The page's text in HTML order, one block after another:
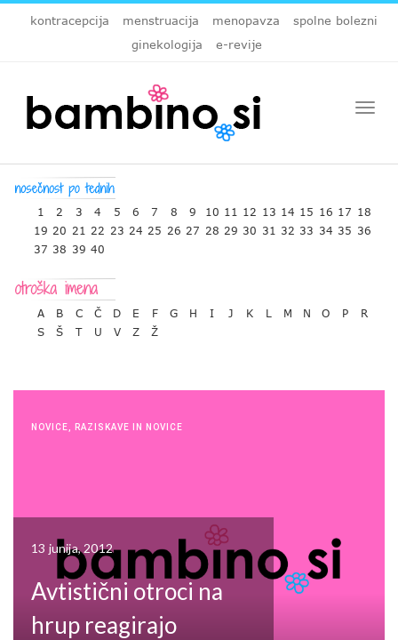
kontracepcija menstruacija menopavza
spolne bolezni
ginekologija
e-revije
1 2 3 4 5 6 7 8 9 10 11 12 13 14 15 16 17 18
19 20 21 22 23 24 25 26 27 28 29 30 31 32 33 34 35 36
37 38 39 40
A B C Č D E F G H I J K L M N O P
R
S
Š T U V Z Ž
NOVICE RAZISKAVE IN NOVICE
13 junija, 2012
Avtistični otroci na
hrup reagirajo